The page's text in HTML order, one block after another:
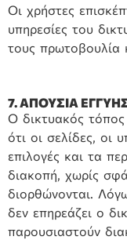
Οι χρήστες
υπηρεσίες του
τους πρωτοβουλία
7. ΑΠΟΥΣΙΑ
Ο δικτυακός τόπος
ότι οι σελίδες, οι
επιλογές και τα
διακοπή, χωρίς
διορθώνονται.
δεν επηρεάζει ο
παρουσιαστούν